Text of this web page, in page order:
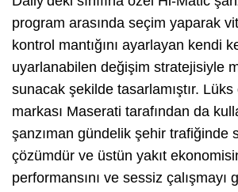
program arasında seçim yaparak
kontrol mantığını ayarlayan kendi
uyarlanabilen değişim stratejisiyle
sunacak şekilde tasarlamıştır. Lüks
markası Maserati tarafından da
şanzıman gündelik şehir trafiğinde
çözümdür ve üstün yakıt
performansını ve sessiz çalışmayı